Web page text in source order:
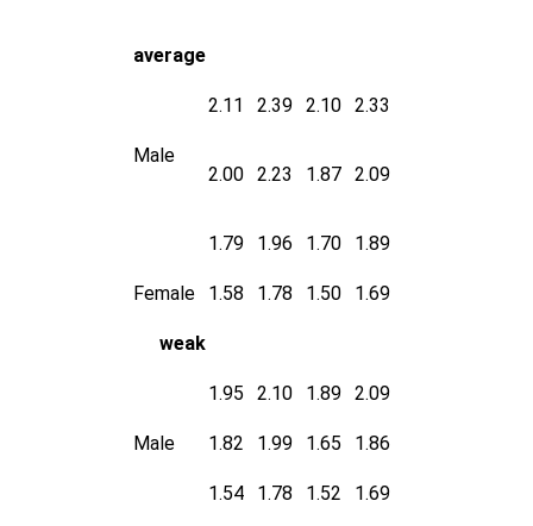
average
2.11 2.39 2.10 2.33
Male
2.00
2.23 1.87 2.09
1.79 1.96 1.70 1.89
Female 1.58 1.78 1.50 1.69
weak
1.95 2.10 1.89 2.09
Male 1.82 1.99 1.65 1.86
1.54 1.78 1.52 1.69